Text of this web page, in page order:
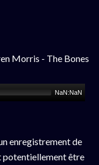
Morris - The Bones
NaN:NaN
enregistrement de
potentiellement être